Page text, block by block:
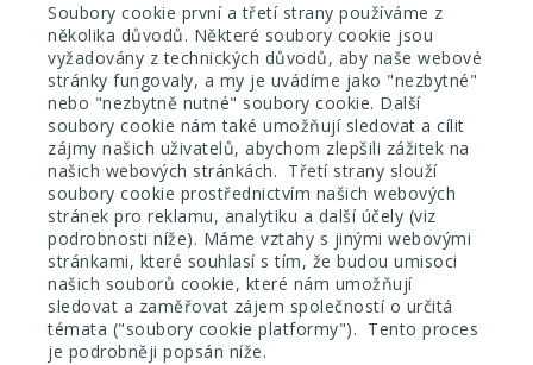
Soubory cookie první a třetí strany používáme z
několika důvodů. Některé soubory cookie jsou
vyžadovány z technických důvodů, aby naše webové
stránky fungovaly, a my je uvádíme jako "nezbytné"
nebo "nezbytně nutné" soubory cookie. Další
soubory cookie nám také umožňují sledovat a cílit
zájmy našich uživatelů, abychom zlepšili zážitek na
našich webových stránkách. Třetí strany slouží
soubory cookie prostřednictvím našich webových
stránek pro reklamu, analytiku a další účely (viz
podrobnosti níže). Máme vztahy s jinými webovými
stránkami, které souhlasí s tím, že budou umisoci
našich souborů cookie, které nám umožňují
sledovat a zaměřovat zájem společností o určitá
témata ("soubory cookie platformy"). Tento proces
je podrobněji popsán níže.